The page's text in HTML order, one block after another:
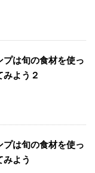
プは旬の食材を使っ
みよう２
プは旬の食材を使っ
みよう